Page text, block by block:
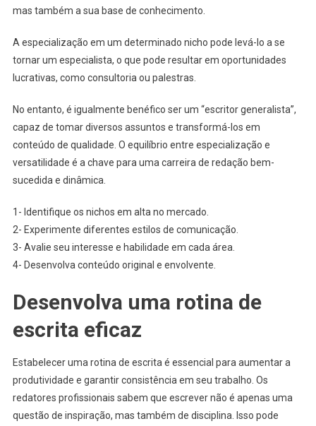
mas também a sua base de conhecimento.
A especialização em um determinado nicho pode levá-lo a se
tornar um especialista, o que pode resultar em oportunidades
lucrativas, como consultoria ou palestras.
No entanto, é igualmente benéfico ser um “escritor generalista”,
capaz de tomar diversos assuntos e transformá-los em
conteúdo de qualidade. O equilíbrio entre especialização e
versatilidade é a chave para uma carreira de redação bem-
sucedida e dinâmica.
1- Identifique os nichos em alta no mercado.
2- Experimente diferentes estilos de comunicação.
3- Avalie seu interesse e habilidade em cada área.
4- Desenvolva conteúdo original e envolvente.
Desenvolva uma rotina de
escrita eficaz
Estabelecer uma rotina de escrita é essencial para aumentar a
produtividade e garantir consistência em seu trabalho. Os
redatores profissionais sabem que escrever não é apenas uma
questão de inspiração, mas também de disciplina. Isso pode